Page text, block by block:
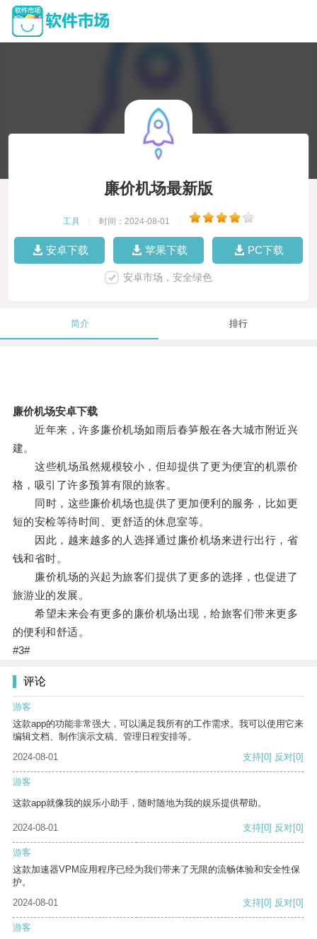
廉价机场最新版
工具 时间：2024-08-01
安卓下载 苹果下载 PC下载
安卓市场，安全绿色
简介 排行
廉价机场安卓下载
近年来，许多廉价机场如雨后春笋般在各大城市附近兴
建。
这些机场虽然规模较小，但却提供了更为便宜的机票价
格，吸引了许多预算有限的旅客。
同时，这些廉价机场也提供了更加便利的服务，比如更
短的安检等待时间、更舒适的休息室等。
因此，越来越多的人选择通过廉价机场来进行出行，省
钱和省时。
廉价机场的兴起为旅客们提供了更多的选择，也促进了
旅游业的发展。
希望未来会有更多的廉价机场出现，给旅客们带来更多
的便利和舒适。
#3#
评论
游客
这款app的功能非常强大，可以满足我所有的工作需求。我可以使用它来
编辑文档、制作演示文稿、管理日程安排等。
2024-08-01
支持[0] 反对[0]
游客
这款app就像我的娱乐小助手，随时随地为我的娱乐提供帮助。
2024-08-01 支持[0] 反对[0]
游客
这款加速器VPM应用程序已经为我们带来了无限的流畅体验和安全性保
护。
2024-08-01
支持[0] 反对[0]
游客